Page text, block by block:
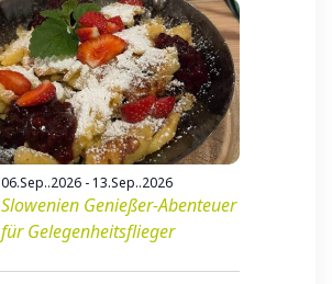
Slowenien Genießer-Abenteuer
für Gelegenheitsflieger
06.Sep..2026- 13.Sep..2026